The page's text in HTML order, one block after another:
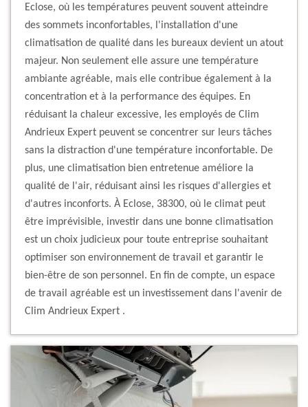
Eclose, où les températures peuvent souvent atteindre
des sommets inconfortables, l'installation d'une
climatisation de qualité dans les bureaux devient un atout
majeur. Non seulement elle assure une température
ambiante agréable, mais elle contribue également à la
concentration et à la performance des équipes. En
réduisant la chaleur excessive, les employés de Clim
Andrieux Expert peuvent se concentrer sur leurs tâches
sans la distraction d'une température inconfortable. De
plus, une climatisation bien entretenue améliore la
qualité de l'air, réduisant ainsi les risques d'allergies et
d'autres inconforts. À Eclose, 38300, où le climat peut
être imprévisible, investir dans une bonne climatisation
est un choix judicieux pour toute entreprise souhaitant
optimiser son environnement de travail et garantir le
bien-être de son personnel. En fin de compte, un espace
de travail agréable est un investissement dans l'avenir de
Clim Andrieux Expert .